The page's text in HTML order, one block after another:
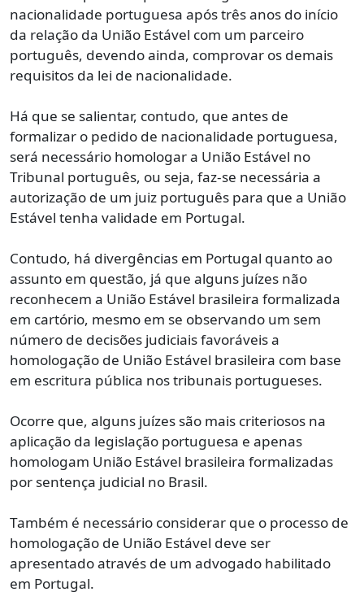
nacionalidade portuguesa após três anos do início
da relação da União Estável com um parceiro
português, devendo ainda, comprovar os demais
requisitos da lei de nacionalidade.
Há que se salientar, contudo, que antes de
formalizar o pedido de nacionalidade portuguesa,
será necessário homologar a União Estável no
Tribunal português, ou seja, faz-se necessária a
autorização de um juiz português para que a União
Estável tenha validade em Portugal.
Contudo, há divergências em Portugal quanto ao
assunto em questão, já que alguns juízes não
reconhecem a União Estável brasileira formalizada
em cartório, mesmo em se observando um sem
número de decisões judiciais favoráveis a
homologação de União Estável brasileira com base
em escritura pública nos tribunais portugueses.
Ocorre que, alguns juízes são mais criteriosos na
aplicação da legislação portuguesa e apenas
homologam União Estável brasileira formalizadas
por sentença judicial no Brasil.
Também é necessário considerar que o processo de
homologação de União Estável deve ser
apresentado através de um advogado habilitado
em Portugal.